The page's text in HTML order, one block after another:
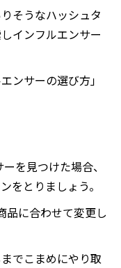
そうなハッシュタ
インフルエンサー
ンサーの選び方」
を見つけた場合、
をとりましょう。
品に合わせて変更し
でこまめにやり取